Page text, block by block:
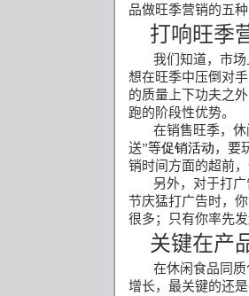
品做旺季营销的五
打响旺季
我们知道，市
想在旺季中压倒对
的质量上下功夫之
跑的阶段性优势。
在销售旺季，
送”等促销活动，要
销时间方面的超前
另外，对于打
节庆猛打广告时，
很多；只有你率先
关键在产
在休闲食品同
增长，最关键的还